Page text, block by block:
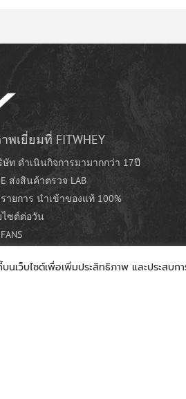
เยี่ยมที่ FITWHEY
ท ดำเนินกิจการมามากกว่า 17ปี
ส่งสินค้าตรวจ LAB
ายการ นำเข้าของแท้ 100%
ไซต์ต่อวัน
นเว็บไซต์เพื่อเพิ่มประสิทธิภาพ และประส